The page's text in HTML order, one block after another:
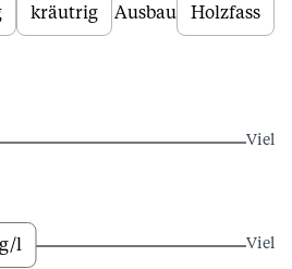
kräutrig Ausbau Holzfass
Viel
l Viel